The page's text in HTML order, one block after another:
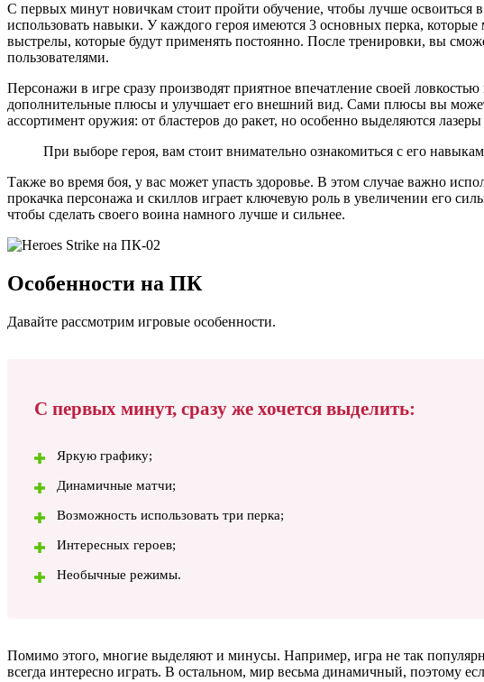
С первых минут новичкам стоит пройти обучение, чтобы лучше освоиться
использовать навыки. У каждого героя имеются 3 основных перка,
выстрелы, которые будут применять постоянно. После тренировки, вы
пользователями.
Персонажи в игре сразу производят приятное впечатление своей
дополнительные плюсы и улучшает его внешний вид. Сами плюсы вы
ассортимент оружия: от бластеров до ракет, но особенно выделяются
При выборе героя, вам стоит внимательно ознакомиться с его
Также во время боя, у вас может упасть здоровье. В этом случае важно
прокачка персонажа и скиллов играет ключевую роль в увеличении его
чтобы сделать своего воина намного лучше и сильнее.
Особенности на ПК
Давайте рассмотрим игровые особенности.
С первых минут, сразу же хочется выделить:
Яркую графику;
Динамичные матчи;
Возможность использовать три перка;
Интересных героев;
Необычные режимы.
Помимо этого, многие выделяют и минусы. Например, игра не так
всегда интересно играть. В остальном, мир весьма динамичный, поэтому